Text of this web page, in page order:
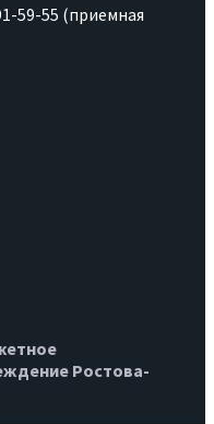
59-55 (приемная
Ростова-